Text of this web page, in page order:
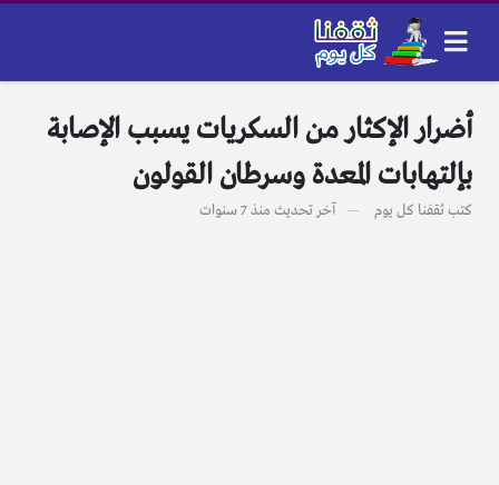
أضرار الإكثار من السكريات يسبب الإصابة
بإلتهابات المعدة وسرطان القولون
كتبثقفنا كل يوم آخر تحديث منذ 7 سنوات